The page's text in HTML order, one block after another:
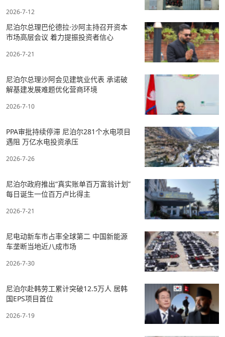
2026-7-12
尼泊尔总理巴伦德拉·沙阿主持召开资本
市场高层会议 着力提振投资者信心
2026-7-21
尼泊尔总理沙阿会见建筑业代表 承诺破
解基建发展难题优化营商环境
2026-7-10
PPA审批持续停滞 尼泊尔281个水电项目
遇阻 万亿水电投资承压
2026-7-26
尼泊尔政府推出“真实账单百万富翁计划”
每日诞生一位百万卢比得主
2026-7-21
尼电动新车市占率全球第二 中国新能源
车垄断当地近八成市场
2026-7-30
尼泊尔赴韩劳工累计突破12.5万人 居韩
国EPS项目首位
2026-7-19